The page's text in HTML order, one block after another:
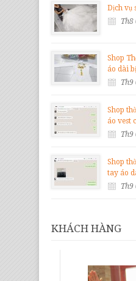
Dịch vụ
Th8
Shop
áo dài
Th9
Shop
áo vest
Th9
Shop
tay áo
Th9
KHÁCH HÀNG